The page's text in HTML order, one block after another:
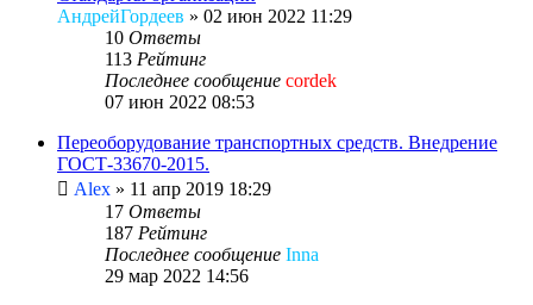
АндрейГордеев » 02 июн 2022 11:29
10 Ответы
113 Рейтинг
Последнее сообщение cordek
07 июн 2022 08:53
Переоборудование транспортных средств. Внедрение
ГОСТ-33670-2015.
Alex » 11 апр 2019 18:29
17 Ответы
187 Рейтинг
Последнее сообщение Inna
29 мар 2022 14:56